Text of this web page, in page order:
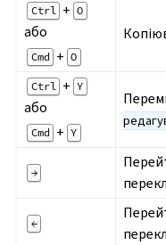
Ctrl + O
або
Cmd + O
Ctrl + Y
або
Cmd + Y
→
←